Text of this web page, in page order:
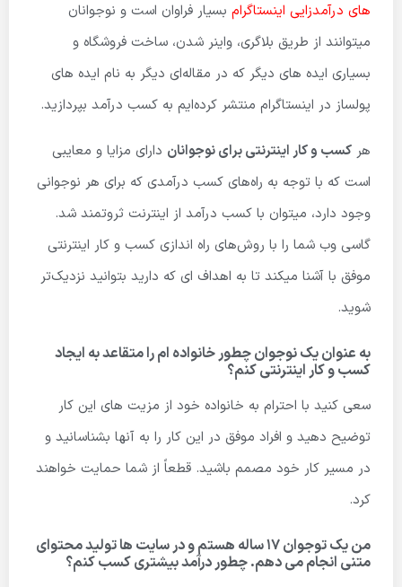
های درآمدزایی اینستاگرام بسیار فراوان است و نوجوانان
میتوانند از طریق بلاگری، واینر شدن، ساخت فروشگاه و
بسیاری ایده های دیگر که در مقاله‌ای دیگر به نام ایده های
پولساز در اینستاگرام منتشر کرده‌ایم به کسب درآمد بپردازید.
هر کسب و کار اینترنتی برای نوجوانان دارای مزایا و معایبی
است که با توجه به راه‌های کسب درآمدی که برای هر نوجوانی
وجود دارد، میتوان با کسب درآمد از اینترنت ثروتمند شد.
گاسی وب شما را با روش‌های راه اندازی کسب و کار اینترنتی
موفق با آشنا میکند تا به اهداف ای که دارید بتوانید نزدیک‌تر
شوید.
به عنوان یک نوجوان چطور خانواده ام را متقاعد به ایجاد
کسب و کار اینترنتی کنم؟
سعی کنید با احترام به خانواده خود از مزیت های این کار
توضیح دهید و افراد موفق در این کار را به آنها بشناسانید و
در مسیر کار خود مصمم باشید. قطعاً از شما حمایت خواهند
کرد.
من یک توجوان 17 ساله هستم و در سایت ها تولید محتوای
متنی انجام می دهم. چطور درآمد بیشتری کسب کنم؟